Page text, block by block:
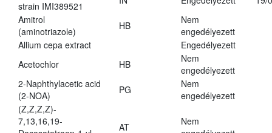
strain IMI389521
Amitrol
(aminotriazole)
HB
Nem
engedélyezett
Allium cepa extract
Engedélyezett
Acetochlor
HB
Nem
engedélyezett
2-Naphthylacetic acid
(2-NOA)
PG
Nem
engedélyezett
(Z,Z,Z,Z)-
7,13,16,19-
AT
Nem